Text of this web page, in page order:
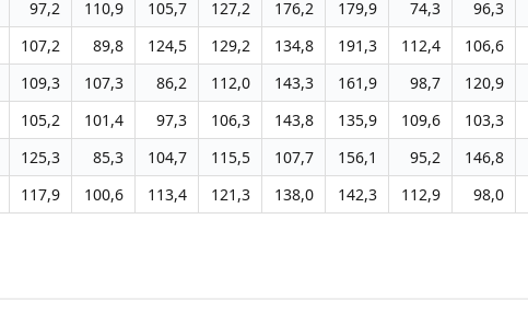
97,2 110,9 105,7 127,2 176,2 179,9 74,3 96,3
107,2 89,8 124,5 129,2 134,8 191,3 112,4 106,6
109,3 107,3 86,2 112,0 143,3 161,9 98,7 120,9
105,2 101,4 97,3 106,3 143,8 135,9 109,6 103,3
125,3 85,3 104,7 115,5 107,7 156,1 95,2 146,8
117,9 100,6 113,4 121,3 138,0 142,3 112,9 98,0